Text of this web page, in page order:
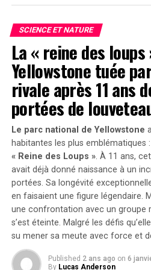
sociaux présente des
superficialité des interactions
malentendus et à des conflits.
révélé que 60 % des
discussions en ligne sont
plus, la dépendance aux
relations en face à face, car les
de temps à interagir
L’impact sur la
L’utilisation excessive des
des répercussions sur la santé
montrent que les utilisateurs
heures par jour sur ces
susceptibles de ressentir des
dépression. Les comparaisons
majeure était à l’origine de ce
Pistes Découvertes
Glaciaires
Afin d’identifier la source de
chercheurs ont analysé des
carottes glaciaires polaires.
l’éruption provenait du volcan
isolée de Simushir,qui fait
contestées entre la Russie et le
froide, l’Union soviétique avait
volcanique inondé sur Simushir
pour sous-marins nucléaires.
Les résultats publiés le 30
PNAS, soulignent combien il
SCIENCE ET NATURE
La « reine des loups
Yellowstone tuée
rivale après 11 ans
portées de
Le parc national de Yellowstone
habitantes les plus emblématiques :
« Reine des Loups ». À 11 ans,
avait déjà donné naissance à un
portées. Sa longévité
en faisaient une figure légendaire.
une confrontation avec un groupe
s’est éteinte. Malgré les défis
su mener sa meute avec force et
Published 2 ans ago on 6
By Lucas Anderson